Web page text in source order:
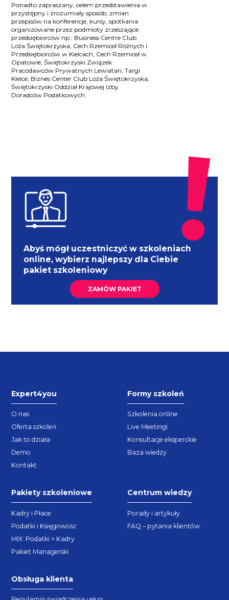
Ponadto zapraszany, celem przedstawienia w
przystępny i zrozumiały sposób, zmian
przepisów na konferencje, kursy, spotkania
organizowane przez podmioty zrzeszające
przedsiębiorców np.: Business Centre Club
Loża Świętokrzyska, Cech Rzemiosł Różnych i
Przedsiębiorców w Kielcach, Cech Rzemiosł w
Opatowie, Świętokrzyski Związek
Pracodawców Prywatnych Lewiatan, Targi
Kielce, Biznes Center Club Loża Świętokrzyska,
Świętokrzyski Oddział Krajowej Izby
Doradców Podatkowych.
Abyś mógł uczestniczyć w szkoleniach
online, wybierz najlepszy dla Ciebie
pakiet szkoleniowy
ZAMÓW PAKIET
Expert4you
O nas
Oferta szkoleń
Jak to działa
Demo
Kontakt
Formy szkoleń
Szkolenia online
Live Meetingi
Konsultacje eksperckie
Baza wiedzy
Pakiety szkoleniowe
Kadry i Płace
Podatki i Księgowość
MIX: Podatki + Kadry
Pakiet Managerski
Centrum wiedzy
Porady i artykuły
FAQ – pytania klientów
Obsługa klienta